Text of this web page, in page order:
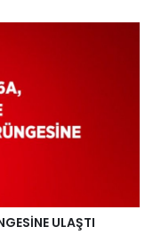
ULAŞTI